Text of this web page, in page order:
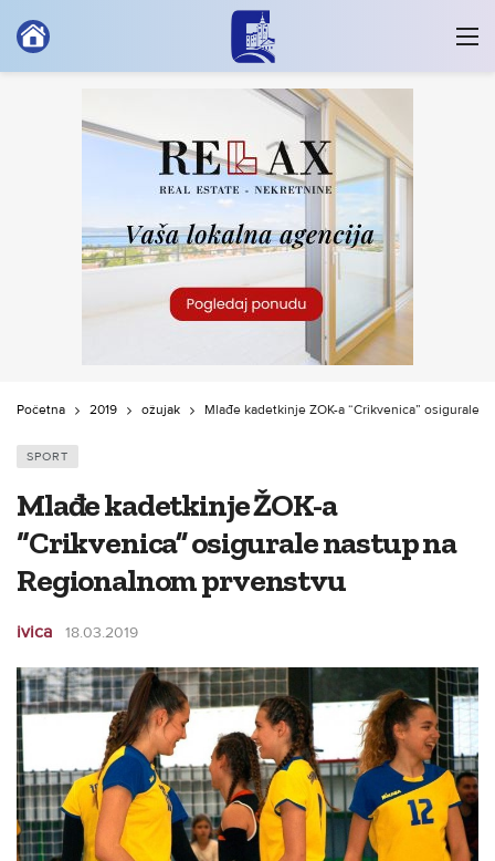
Početna 2019 ožujak Mlađe kadetkinje ŽOK-a “Crikvenica” osigurale
SPORT
Mlađe kadetkinje ŽOK-a
“Crikvenica” osigurale nastup na
Regionalnom prvenstvu
ivica 18.03.2019